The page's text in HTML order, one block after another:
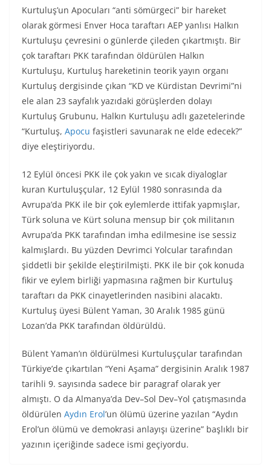
Kurtuluş’un Apocuları “anti sömürgeci” bir hareket
olarak görmesi Enver Hoca taraftarı AEP yanlısı Halkın
Kurtuluşu çevresini o günlerde çileden çıkartmıştı. Bir
çok taraftarı PKK tarafından öldürülen Halkın
Kurtuluşu, Kurtuluş hareketinin teorik yayın organı
Kurtuluş dergisinde çıkan “KD ve Kürdistan Devrimi”ni
ele alan 23 sayfalık yazıdaki görüşlerden dolayı
Kurtuluş Grubunu, Halkın Kurtuluşu adlı gazetelerinde
“Kurtuluş, Apocu faşistleri savunarak ne elde edecek?”
diye eleştiriyordu.
12 Eylül öncesi PKK ile çok yakın ve sıcak diyaloglar
kuran Kurtuluşçular, 12 Eylül 1980 sonrasında da
Avrupa’da PKK ile bir çok eylemlerde ittifak yapmışlar,
Türk soluna ve Kürt soluna mensup bir çok militanın
Avrupa’da PKK tarafından imha edilmesine ise sessiz
kalmışlardı. Bu yüzden Devrimci Yolcular tarafından
şiddetli bir şekilde eleştirilmişti. PKK ile bir çok konuda
fikir ve eylem birliği yapmasına rağmen bir Kurtuluş
taraftarı da PKK cinayetlerinden nasibini alacaktı.
Kurtuluş üyesi Bülent Yaman, 30 Aralık 1985 günü
Lozan’da PKK tarafından öldürüldü.
Bülent Yaman’ın öldürülmesi Kurtuluşçular tarafından
Türkiye’de çıkartılan “Yeni Aşama” dergisinin Aralık 1987
tarihli 9. sayısında sadece bir paragraf olarak yer
almıştı. O da Almanya’da Dev–Sol Dev–Yol çatışmasında
öldürülen Aydın Erol’un ölümü üzerine yazılan “Aydın
Erol’un ölümü ve demokrasi anlayışı üzerine” başlıklı bir
yazının içeriğinde sadece ismi geçiyordu.